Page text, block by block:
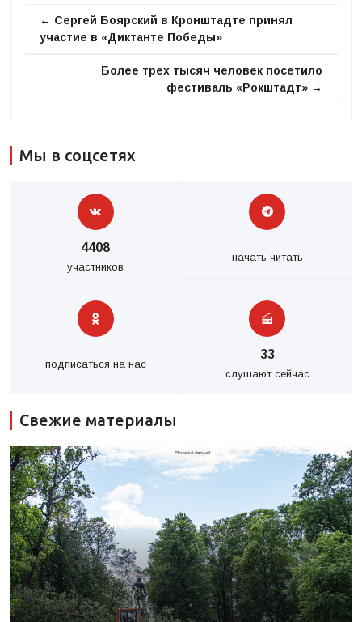
← Сергей Боярский в Кронштадте принял
участие в «Диктанте Победы»
Более трех тысяч человек посетило
фестиваль «Рокштадт» →
Мы в соцсетях
4408
участников
начать читать
подписаться на нас
33
слушают сейчас
Свежие материалы